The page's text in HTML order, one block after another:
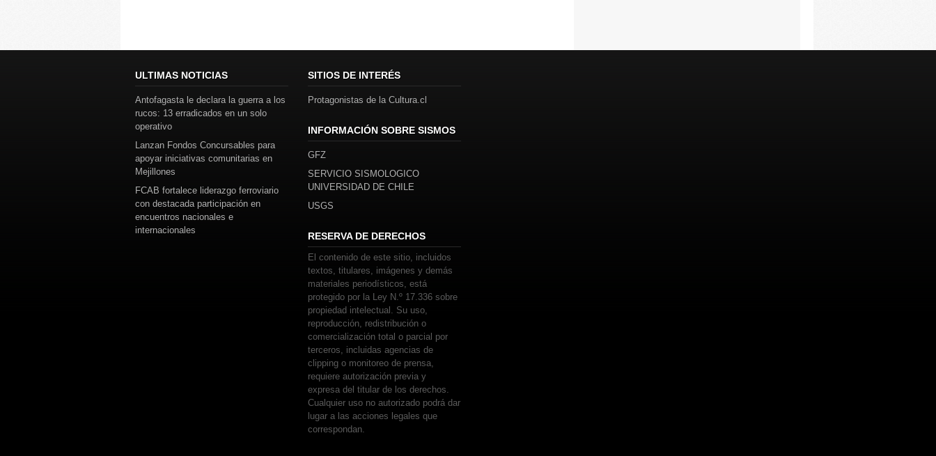
ULTIMAS NOTICIAS
Antofagasta le declara la guerra a los
rucos: 13 erradicados en un solo
operativo
Lanzan Fondos Concursables para
apoyar iniciativas comunitarias en
Mejillones
FCAB fortalece liderazgo ferroviario
con destacada participación en
encuentros nacionales e
internacionales
SITIOS DE INTERÉS
Protagonistas de la Cultura.cl
INFORMACIÓN SOBRE SISMOS
GFZ
SERVICIO SISMOLOGICO
UNIVERSIDAD DE CHILE
USGS
RESERVA DE DERECHOS
El contenido de este sitio, incluidos
textos, titulares, imágenes y demás
materiales periodísticos, está
protegido por la Ley N.º 17.336 sobre
propiedad intelectual. Su uso,
reproducción, redistribución o
comercialización total o parcial por
terceros, incluidas agencias de
clipping o monitoreo de prensa,
requiere autorización previa y
expresa del titular de los derechos.
Cualquier uso no autorizado podrá dar
lugar a las acciones legales que
correspondan.